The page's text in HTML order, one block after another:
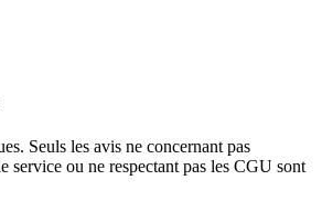
Seuls les avis ne concernant pas
service ou ne respectant pas les CGU sont